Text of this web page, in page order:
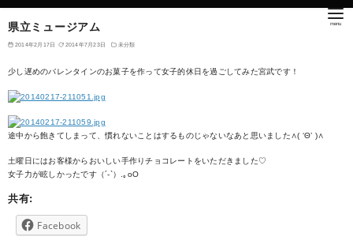
県立ミュージアム
2014年2月17日 2014年7月23日 未分類
少し遅めのバレンタインのお菓子を作って女子的休日を過ごしてみた宮武です！
途中から飽きてしまって、慣れないことはするものじゃないなあと思いました∧( ‘Θ’ )∧
土曜日にはお客様からおいしい手作りチョコレートをいただきました♡
女子力が眩しかったです（´-`）.｡oO
共有:
Facebook